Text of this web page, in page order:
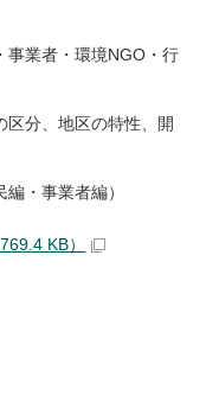
事業者・環境NGO・行
区分、地区の特性、開
・事業者編）
KB）